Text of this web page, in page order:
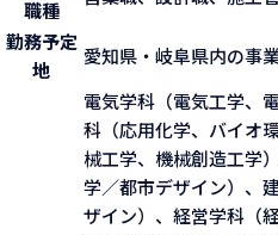
職種
勤務予定
地
愛知県・岐阜県内の事
電気学科（電気工学、
科（応用化学、バイオ
械工学、機械創造工学
学／都市デザイン）、
ザイン）、経営学科（